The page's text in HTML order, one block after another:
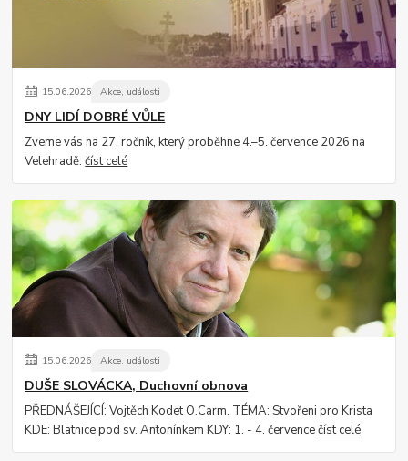
15.06.2026 Akce, události
DNY LIDÍ DOBRÉ VŮLE
Zveme vás na 27. ročník, který proběhne 4.–5. července 2026 na
Velehradě.číst celé
15.06.2026 Akce, události
DUŠE SLOVÁCKA, Duchovní obnova
PŘEDNÁŠEJÍCÍ: Vojtěch Kodet O.Carm. TÉMA: Stvořeni pro Krista
KDE: Blatnice pod sv. Antonínkem KDY: 1. - 4. červencečíst celé